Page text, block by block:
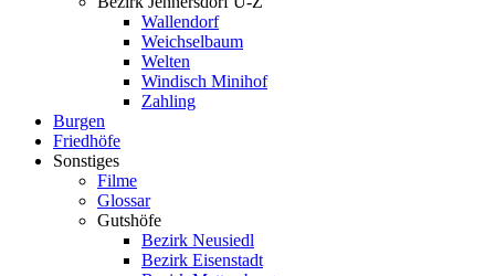
Wallendorf
Weichselbaum
Welten
Windisch Minihof
Zahling
Burgen
Friedhöfe
Sonstiges
Filme
Glossar
Gutshöfe
Bezirk Neusiedl
Bezirk Eisenstadt